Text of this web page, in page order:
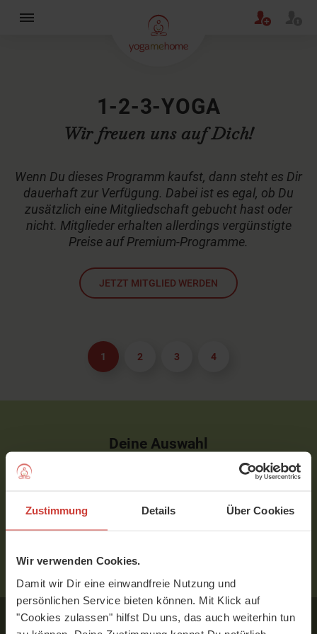
Zustimmung Details Über Cookies
Wir verwenden Cookies.
Damit wir Dir eine einwandfreie Nutzung und
persönlichen Service bieten können. Mit Klick auf
"Cookies zulassen" hilfst Du uns, das auch weiterhin tun
1-2-3-YOGA
Wir freuen uns auf Dich!
Wenn Du dieses Programm kaufst, dann steht es Dir
dauerhaft zur Verfügung. Dabei ist es egal, ob Du
zusätzlich eine Mitgliedschaft gebucht hast oder
nicht. Mitglieder erhalten allerdings vergünstigte
Preise auf Premium-Programme.
JETZT MITGLIED WERDEN
1 2 3 4
Deine Auswahl